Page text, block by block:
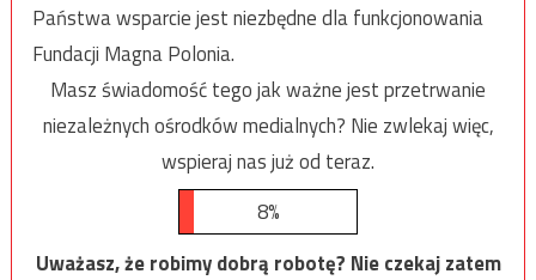
Państwa wsparcie jest niezbędne dla funkcjonowania
Fundacji Magna Polonia.
Masz świadomość tego jak ważne jest przetrwanie
niezależnych ośrodków medialnych? Nie zwlekaj więc,
wspieraj nas już od teraz.
8%
Uważasz, że robimy dobrą robotę? Nie czekaj zatem